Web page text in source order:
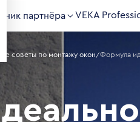
партнёра VEKA
советы по монтажу окон Формула